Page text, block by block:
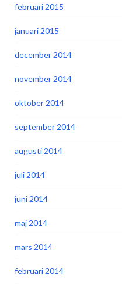
februari 2015
januari 2015
december 2014
november 2014
oktober 2014
september 2014
augusti 2014
juli 2014
juni 2014
maj 2014
mars 2014
februari 2014